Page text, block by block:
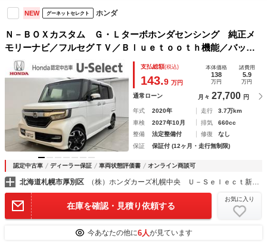
NEW グーネットセレクト ホンダ
Ｎ－ＢＯＸカスタム Ｇ・Ｌターボホンダセンシング 純正メ
モリーナビ／フルセグＴＶ／Ｂｌｕｅｔｏｏｔｈ機能／バック
カメラ／純正ドライブレコーダー／純正エンジンスターター／
ＥＴＣ／シートヒーター／ホンダセンシング／オートハイビー
ム 両パワースライドドア
支払総額(税込)
143.9 万円
本体価格
138
万円
諸費用
5.9
万円
通常ローン 月々 27,700 円
年式 2020年 走行
3.7万km
車検
2027年10月 排気
660cc
整備
法定整備付 修復
なし
保証
保証付 (12ヶ月・走行無制限)
認定中古車 ディーラー保証 車両状態評価書 オンライン商談可
北海道札幌市厚別区 （株）ホンダカーズ札幌中央 Ｕ－Ｓｅｌｅｃｔ新さっぽろ
在庫を確認・見積り依頼する
お気に入り
今あなたの他に6人が見ています